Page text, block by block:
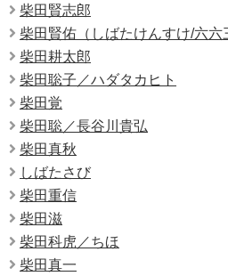
柴田賢志郎
柴田賢佑（しばたけんすけ/六六
柴田耕太郎
柴田聡子／ハダタカヒト
柴田覚
柴田聡／長谷川貴弘
柴田真秋
しばたさび
柴田重信
柴田滋
柴田科虎／ちほ
柴田真一